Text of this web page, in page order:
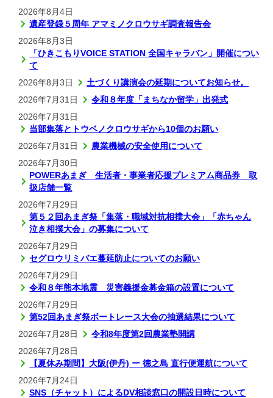
2026年8月4日
遺産登録５周年 アマミノクロウサギ調査報告会
2026年8月3日
「ひきこもりVOICE STATION 全国キャラバン」開催につい
て
2026年8月3日
土づくり講演会の延期についてお知らせ。
2026年7月31日
令和８年度「まちなか留学」出発式
2026年7月31日
当部集落とトウベノクロウサギから10個のお願い
2026年7月31日
農業機械の安全使用について
2026年7月30日
POWERあまぎ 生活者・事業者応援プレミアム商品券 取
扱店舗一覧
2026年7月29日
第５２回あまぎ祭「集落・職域対抗相撲大会」「赤ちゃん
泣き相撲大会」の募集について
2026年7月29日
セグロウリミバエ蔓延防止についてのお願い
2026年7月29日
令和８年熊本地震 災害義援金募金箱の設置について
2026年7月29日
第52回あまぎ祭ボートレース大会の抽選結果について
2026年7月28日
令和8年度第2回農業塾開講
2026年7月28日
【夏休み期間】大阪(伊丹) ー 徳之島 直行便運航について
2026年7月24日
SNS（チャット）によるDV相談窓口の開設日時について